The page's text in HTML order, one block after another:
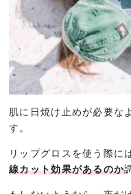
肌に日焼け止めが必要な
す。
リップグロスを使う際に
線カット効果があるのか